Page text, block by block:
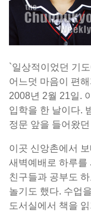
`일상적이었던 기
어느덧 마음이 편
2008년 2월 21일.
입학을 한 날이다.
정문 앞을 들어왔
이곳 신앙촌에서
새벽예배로 하루를
친구들과 공부도
놀기도 했다. 수업
도서실에서 책을